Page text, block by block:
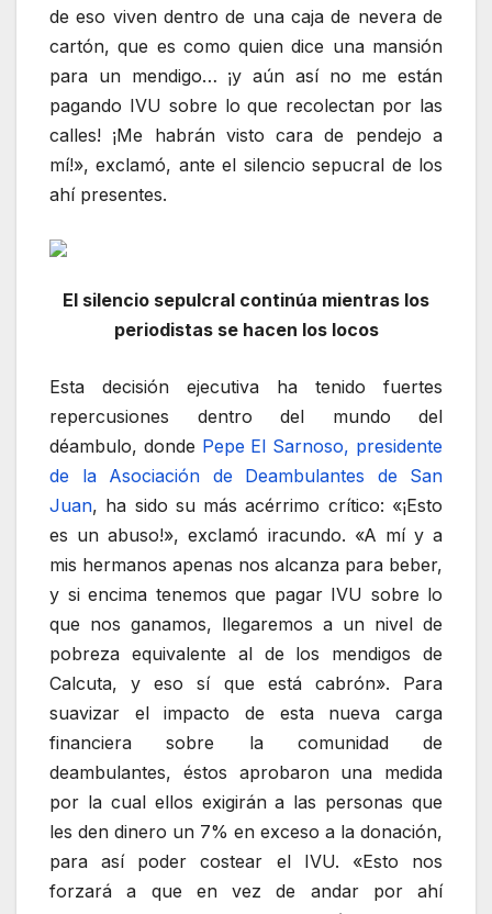
de eso viven dentro de una caja de nevera de
cartón, que es como quien dice una mansión
para un mendigo… ¡y aún así no me están
pagando IVU sobre lo que recolectan por las
calles! ¡Me habrán visto cara de pendejo a
mí!», exclamó, ante el silencio sepucral de los
ahí presentes.
El silencio sepulcral continúa mientras los
periodistas se hacen los locos
Esta decisión ejecutiva ha tenido fuertes
repercusiones dentro del mundo del
déambulo, donde Pepe El Sarnoso, presidente
de la Asociación de Deambulantes de San
Juan, ha sido su más acérrimo crítico: «¡Esto
es un abuso!», exclamó iracundo. «A mí y a
mis hermanos apenas nos alcanza para beber,
y si encima tenemos que pagar IVU sobre lo
que nos ganamos, llegaremos a un nivel de
pobreza equivalente al de los mendigos de
Calcuta, y eso sí que está cabrón». Para
suavizar el impacto de esta nueva carga
financiera sobre la comunidad de
deambulantes, éstos aprobaron una medida
por la cual ellos exigirán a las personas que
les den dinero un 7% en exceso a la donación,
para así poder costear el IVU. «Esto nos
forzará a que en vez de andar por ahí